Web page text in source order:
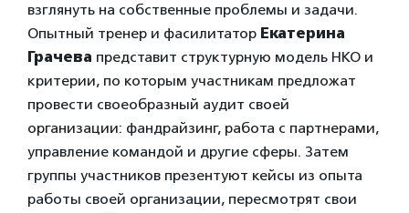
взглянуть на собственные проблемы и задачи.
Опытный тренер и фасилитатор Екатерина
Грачева представит структурную модель НКО и
критерии, по которым участникам предложат
провести своеобразный аудит своей
организации: фандрайзинг, работа с партнерами,
управление командой и другие сферы. Затем
группы участников презентуют кейсы из опыта
работы своей организации, пересмотрят свои